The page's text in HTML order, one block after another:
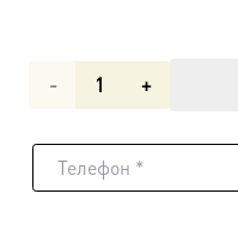
Количество
Икона